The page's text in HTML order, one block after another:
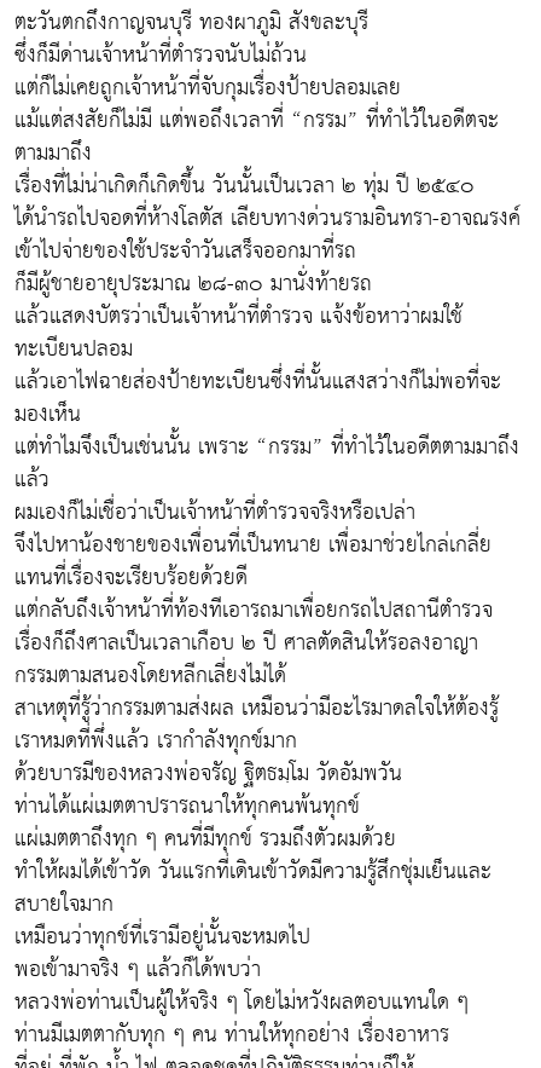
ตะวันตกถึงกาญจนบุรี ทองผาภูมิ สังขละบุรี
ซึ่งก็มีด่านเจ้าหน้าที่ตำรวจนับไม่ถ้วน
แต่ก็ไม่เคยถูกเจ้าหน้าที่จับกุมเรื่องป้ายปลอมเลย
แม้แต่สงสัยก็ไม่มี แต่พอถึงเวลาที่ “กรรม” ที่ทำไว้ในอดีตจะ
ตามมาถึง
เรื่องที่ไม่น่าเกิดก็เกิดขึ้น วันนั้นเป็นเวลา ๒ ทุ่ม ปี ๒๕๔๐
ได้นำรถไปจอดที่ห้างโลตัส เลียบทางด่วนรามอินทรา-อาจณรงค์
เข้าไปจ่ายของใช้ประจำวันเสร็จออกมาที่รถ
ก็มีผู้ชายอายุประมาณ ๒๘-๓๐ มานั่งท้ายรถ
แล้วแสดงบัตรว่าเป็นเจ้าหน้าที่ตำรวจ แจ้งข้อหาว่าผมใช้
ทะเบียนปลอม
แล้วเอาไฟฉายส่องป้ายทะเบียนซึ่งที่นั้นแสงสว่างก็ไม่พอที่จะ
มองเห็น
แต่ทำไมจึงเป็นเช่นนั้น เพราะ “กรรม” ที่ทำไว้ในอดีตตามมาถึง
แล้ว
ผมเองก็ไม่เชื่อว่าเป็นเจ้าหน้าที่ตำรวจจริงหรือเปล่า
จึงไปหาน้องชายของเพื่อนที่เป็นทนาย เพื่อมาช่วยไกล่เกลี่ย
แทนที่เรื่องจะเรียบร้อยด้วยดี
แต่กลับถึงเจ้าหน้าที่ท้องทีเอารถมาเพื่อยกรถไปสถานีตำรวจ
เรื่องก็ถึงศาลเป็นเวลาเกือบ ๒ ปี ศาลตัดสินให้รอลงอาญา
กรรมตามสนองโดยหลีกเลี่ยงไม่ได้
สาเหตุที่รู้ว่ากรรมตามส่งผล เหมือนว่ามีอะไรมาดลใจให้ต้องรู้
เราหมดที่พึ่งแล้ว เรากำลังทุกข์มาก
ด้วยบารมีของหลวงพ่อจรัญ ฐิตธมฺโม วัดอัมพวัน
ท่านได้แผ่เมตตาปรารถนาให้ทุกคนพ้นทุกข์
แผ่เมตตาถึงทุก ๆ คนที่มีทุกข์ รวมถึงตัวผมด้วย
ทำให้ผมได้เข้าวัด วันแรกที่เดินเข้าวัดมีความรู้สึกชุ่มเย็นและ
สบายใจมาก
เหมือนว่าทุกข์ที่เรามีอยู่นั้นจะหมดไป
พอเข้ามาจริง ๆ แล้วก็ได้พบว่า
หลวงพ่อท่านเป็นผู้ให้จริง ๆ โดยไม่หวังผลตอบแทนใด ๆ
ท่านมีเมตตากับทุก ๆ คน ท่านให้ทุกอย่าง เรื่องอาหาร